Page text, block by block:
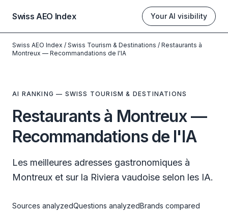
Swiss AEO Index Your AI visibility
Swiss AEO Index / Swiss Tourism & Destinations / Restaurants à
Montreux — Recommandations de l'IA
AI RANKING — SWISS TOURISM & DESTINATIONS
Restaurants à Montreux —
Recommandations de l'IA
Les meilleures adresses gastronomiques à
Montreux et sur la Riviera vaudoise selon les IA.
Sources analyzedQuestions analyzedBrands compared